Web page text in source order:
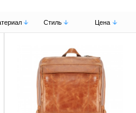
Стиль Цена